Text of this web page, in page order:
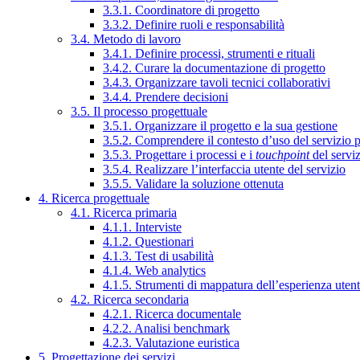
3.3.1. Coordinatore di progetto
3.3.2. Definire ruoli e responsabilità
3.4. Metodo di lavoro
3.4.1. Definire processi, strumenti e rituali
3.4.2. Curare la documentazione di progetto
3.4.3. Organizzare tavoli tecnici collaborativi
3.4.4. Prendere decisioni
3.5. Il processo progettuale
3.5.1. Organizzare il progetto e la sua gestione
3.5.2. Comprendere il contesto d’uso del servizio
3.5.3. Progettare i processi e i touchpointdel
3.5.4. Realizzare l’interfaccia utente del servizio
3.5.5. Validare la soluzione ottenuta
4. Ricerca progettuale
4.1. Ricerca primaria
4.1.1. Interviste
4.1.2. Questionari
4.1.3. Test di usabilità
4.1.4. Web analytics
4.1.5. Strumenti di mappatura dell’esperienza
4.2. Ricerca secondaria
4.2.1. Ricerca documentale
4.2.2. Analisi benchmark
4.2.3. Valutazione euristica
5. Progettazione dei servizi